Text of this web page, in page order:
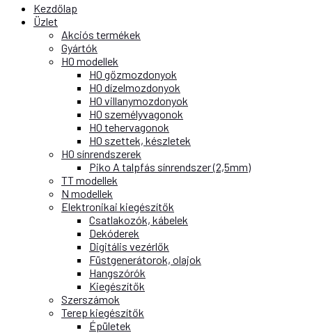
Kezdőlap
Üzlet
Akciós termékek
Gyártók
H0 modellek
H0 gőzmozdonyok
H0 dízelmozdonyok
H0 villanymozdonyok
H0 személyvagonok
H0 tehervagonok
H0 szettek, készletek
H0 sínrendszerek
Piko A talpfás sínrendszer (2,5mm)
TT modellek
N modellek
Elektronikai kiegészítők
Csatlakozók, kábelek
Dekóderek
Digitális vezérlők
Füstgenerátorok, olajok
Hangszórók
Kiegészítők
Szerszámok
Terep kiegészítők
Épületek